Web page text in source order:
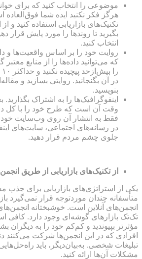
موضوعی را انتخاب کنید که برای
هرگز فکر نکنید ایده شما فوق‌العاده
تکنیک‌های بازاریابی استفاده کنید و
بگیرید تا روندها را مورد پایش
انتخاب کنید.
روایت خود را بر اساس واقعیت‌ها و
که می‌توانید داده‌ها را از منابع
در آن بگنجانید. روایتی بسازید و
بنویسید.
اینفوگرافیک‌ها را به اشتراک بگذارید.
وقت آن است که طرح خود را با کل
فقط به انتشار آن روی وب‌سایت خود
در رسانه‌های اجتماعی، سایت‌های
جلوی چشم مردم قرار دهید.
از تکنیک‌های بازاریابی از طریق
یکی از استراتژی‌های بازاریابی برای جذب
متأسفانه چندان موردتوجه قرار نمی‌گیرد
انجمن‌های آنلاین است. خوشبختانه
تک‌تک بازارهای گوشه‌ای وجود دارد. کافی
مؤثرتر بپیوندید و کم‌کم خود را به دیگران
افرادی که در این انجمن‌ها شرکت می‌کنند
تبلیغات شخصی. به‌بیان‌دیگر، باید
مشکلات آن‌ها ارائه کنید.